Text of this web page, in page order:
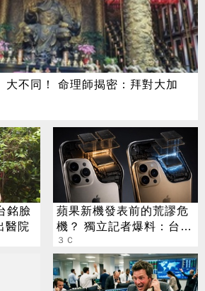
大不同！ 命理師揭密：拜對大加
銘臉
醫院
蘋果新機發表前的荒謬危
機？ 獨立記者爆料：台積
電在等DRAM
３Ｃ